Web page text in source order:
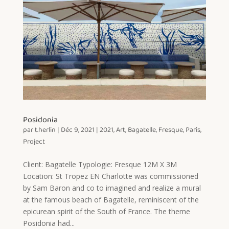
Posidonia
part.herlin | Déc 9, 2021 |2021,Art,Bagatelle,Fresque,Paris,
Project
Client: Bagatelle Typologie: Fresque 12M X 3M
Location: St Tropez EN Charlotte was commissioned
by Sam Baron and co to imagined and realize a mural
at the famous beach of Bagatelle, reminiscent of the
epicurean spirit of the South of France. The theme
Posidonia had...